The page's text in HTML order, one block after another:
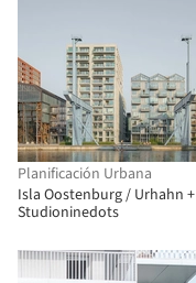
Planificación Urbana
Isla Oostenburg / Urhahn +
Studioninedots